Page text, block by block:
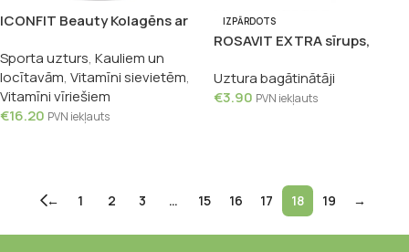
ICONFIT Beauty Kolagēns ar
300g
Sporta uzturs, Kauliem un
locītavām, Vitamīni sievietēm,
Vitamīni vīriešiem
€16.20 PVN iekļauts
IZPĀRDOTS
ROSAVIT EXTRA sīrups,
Uztura bagātinātāji
€3.90 PVN iekļauts
← 1 2 3 … 15 16 17 18 19 →